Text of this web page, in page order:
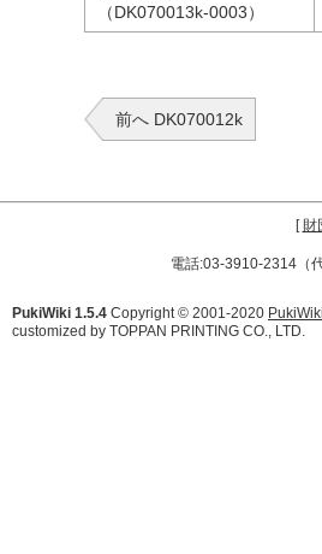
（DK070013k-0003）
前へ DK070012k
[財
電話:03-3910-2314（
PukiWiki 1.5.4 Copyright © 2001-2020
customized by TOPPAN PRINTING CO., LTD.